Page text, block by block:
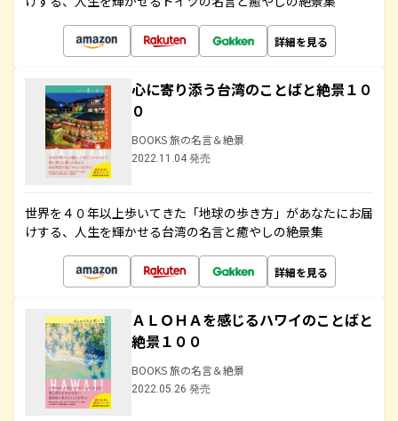
詳細を見る
心に寄り添う台湾のことばと絶景１０
０
BOOKS 旅の名言＆絶景
2022.11.04 発売
世界を４０年以上歩いてきた「地球の歩き方」があなたにお届
けする、人生を輝かせる台湾の名言と癒やしの絶景集
詳細を見る
ＡＬＯＨＡを感じるハワイのことばと
絶景１００
BOOKS 旅の名言＆絶景
2022.05.26 発売